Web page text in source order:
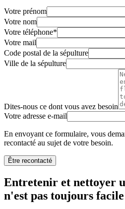
Votre prénom
Votre nom
Votre téléphone*
Votre mail
Code postal de la sépulture
Ville de la sépulture
Dites-nous ce dont vous avez besoin
Votre adresse e-mail
En envoyant ce formulaire, vous
recontacté au sujet de votre besoin.
Être recontacté
Entretenir et nettoyer
n'est pas toujours facile